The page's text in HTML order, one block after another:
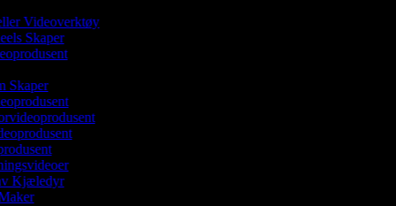
Videoverktøy
Skaper
Skaper
Kjæledyr